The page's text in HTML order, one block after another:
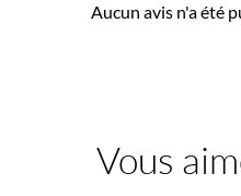
Aucun avis n'a été
Vous